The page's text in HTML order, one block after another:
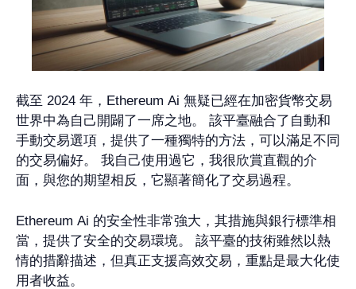
截至 2024 年，Ethereum Ai 無疑已經在加密貨幣交易
世界中為自己開闢了一席之地。 該平臺融合了自動和
手動交易選項，提供了一種獨特的方法，可以滿足不同
的交易偏好。 我自己使用過它，我很欣賞直觀的介
面，與您的期望相反，它顯著簡化了交易過程。
Ethereum Ai 的安全性非常強大，其措施與銀行標準相
當，提供了安全的交易環境。 該平臺的技術雖然以熱
情的措辭描述，但真正支援高效交易，重點是最大化使
用者收益。